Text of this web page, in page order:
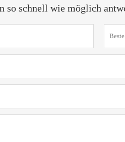
so schnell wie möglich